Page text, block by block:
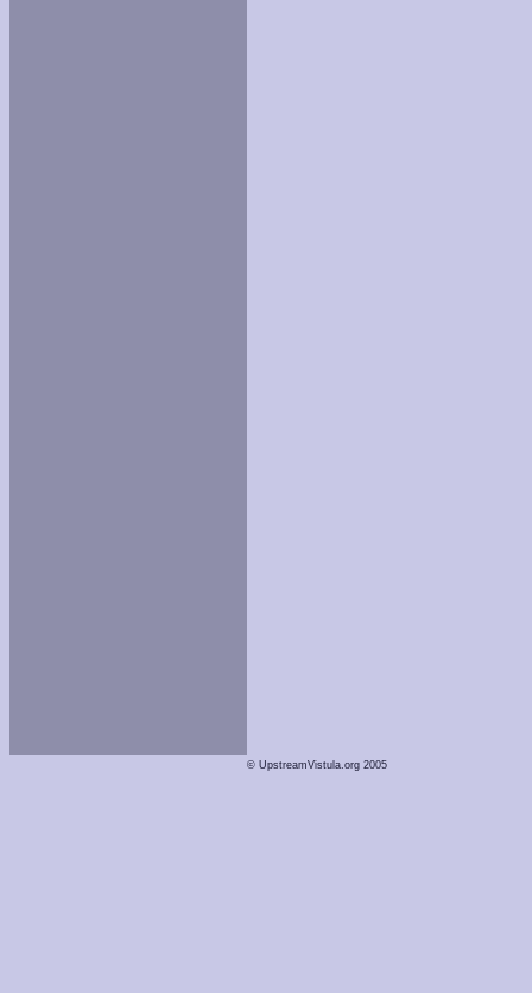
© UpstreamVistula.org 2005